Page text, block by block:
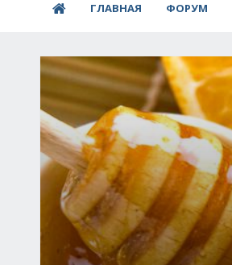
ГЛАВНАЯ ФОРУМ